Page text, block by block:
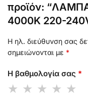
προϊόν:
4000K 220-
Η ηλ. διεύθυνση σας
σημειώνονται με *
Η βαθμολογία σας *